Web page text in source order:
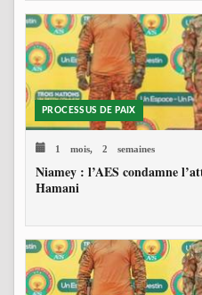
PROCESSUS DE PAIX
1 mois, 2 semaines
Niamey : l’AES condamne
Hamani